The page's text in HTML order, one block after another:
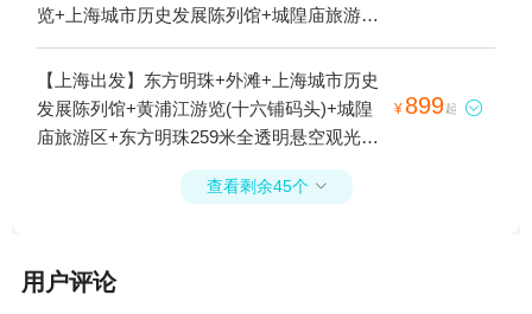
览+上海城市历史发展陈列馆+城隍庙旅游区
+东方明珠游船码头1日游
【上海出发】东方明珠+外滩+上海城市历史
发展陈列馆+黄浦江游览(十六铺码头)+城隍
庙旅游区+东方明珠259米全透明悬空观光廊1
¥ 899起 
查看剩余45个 
用户评论